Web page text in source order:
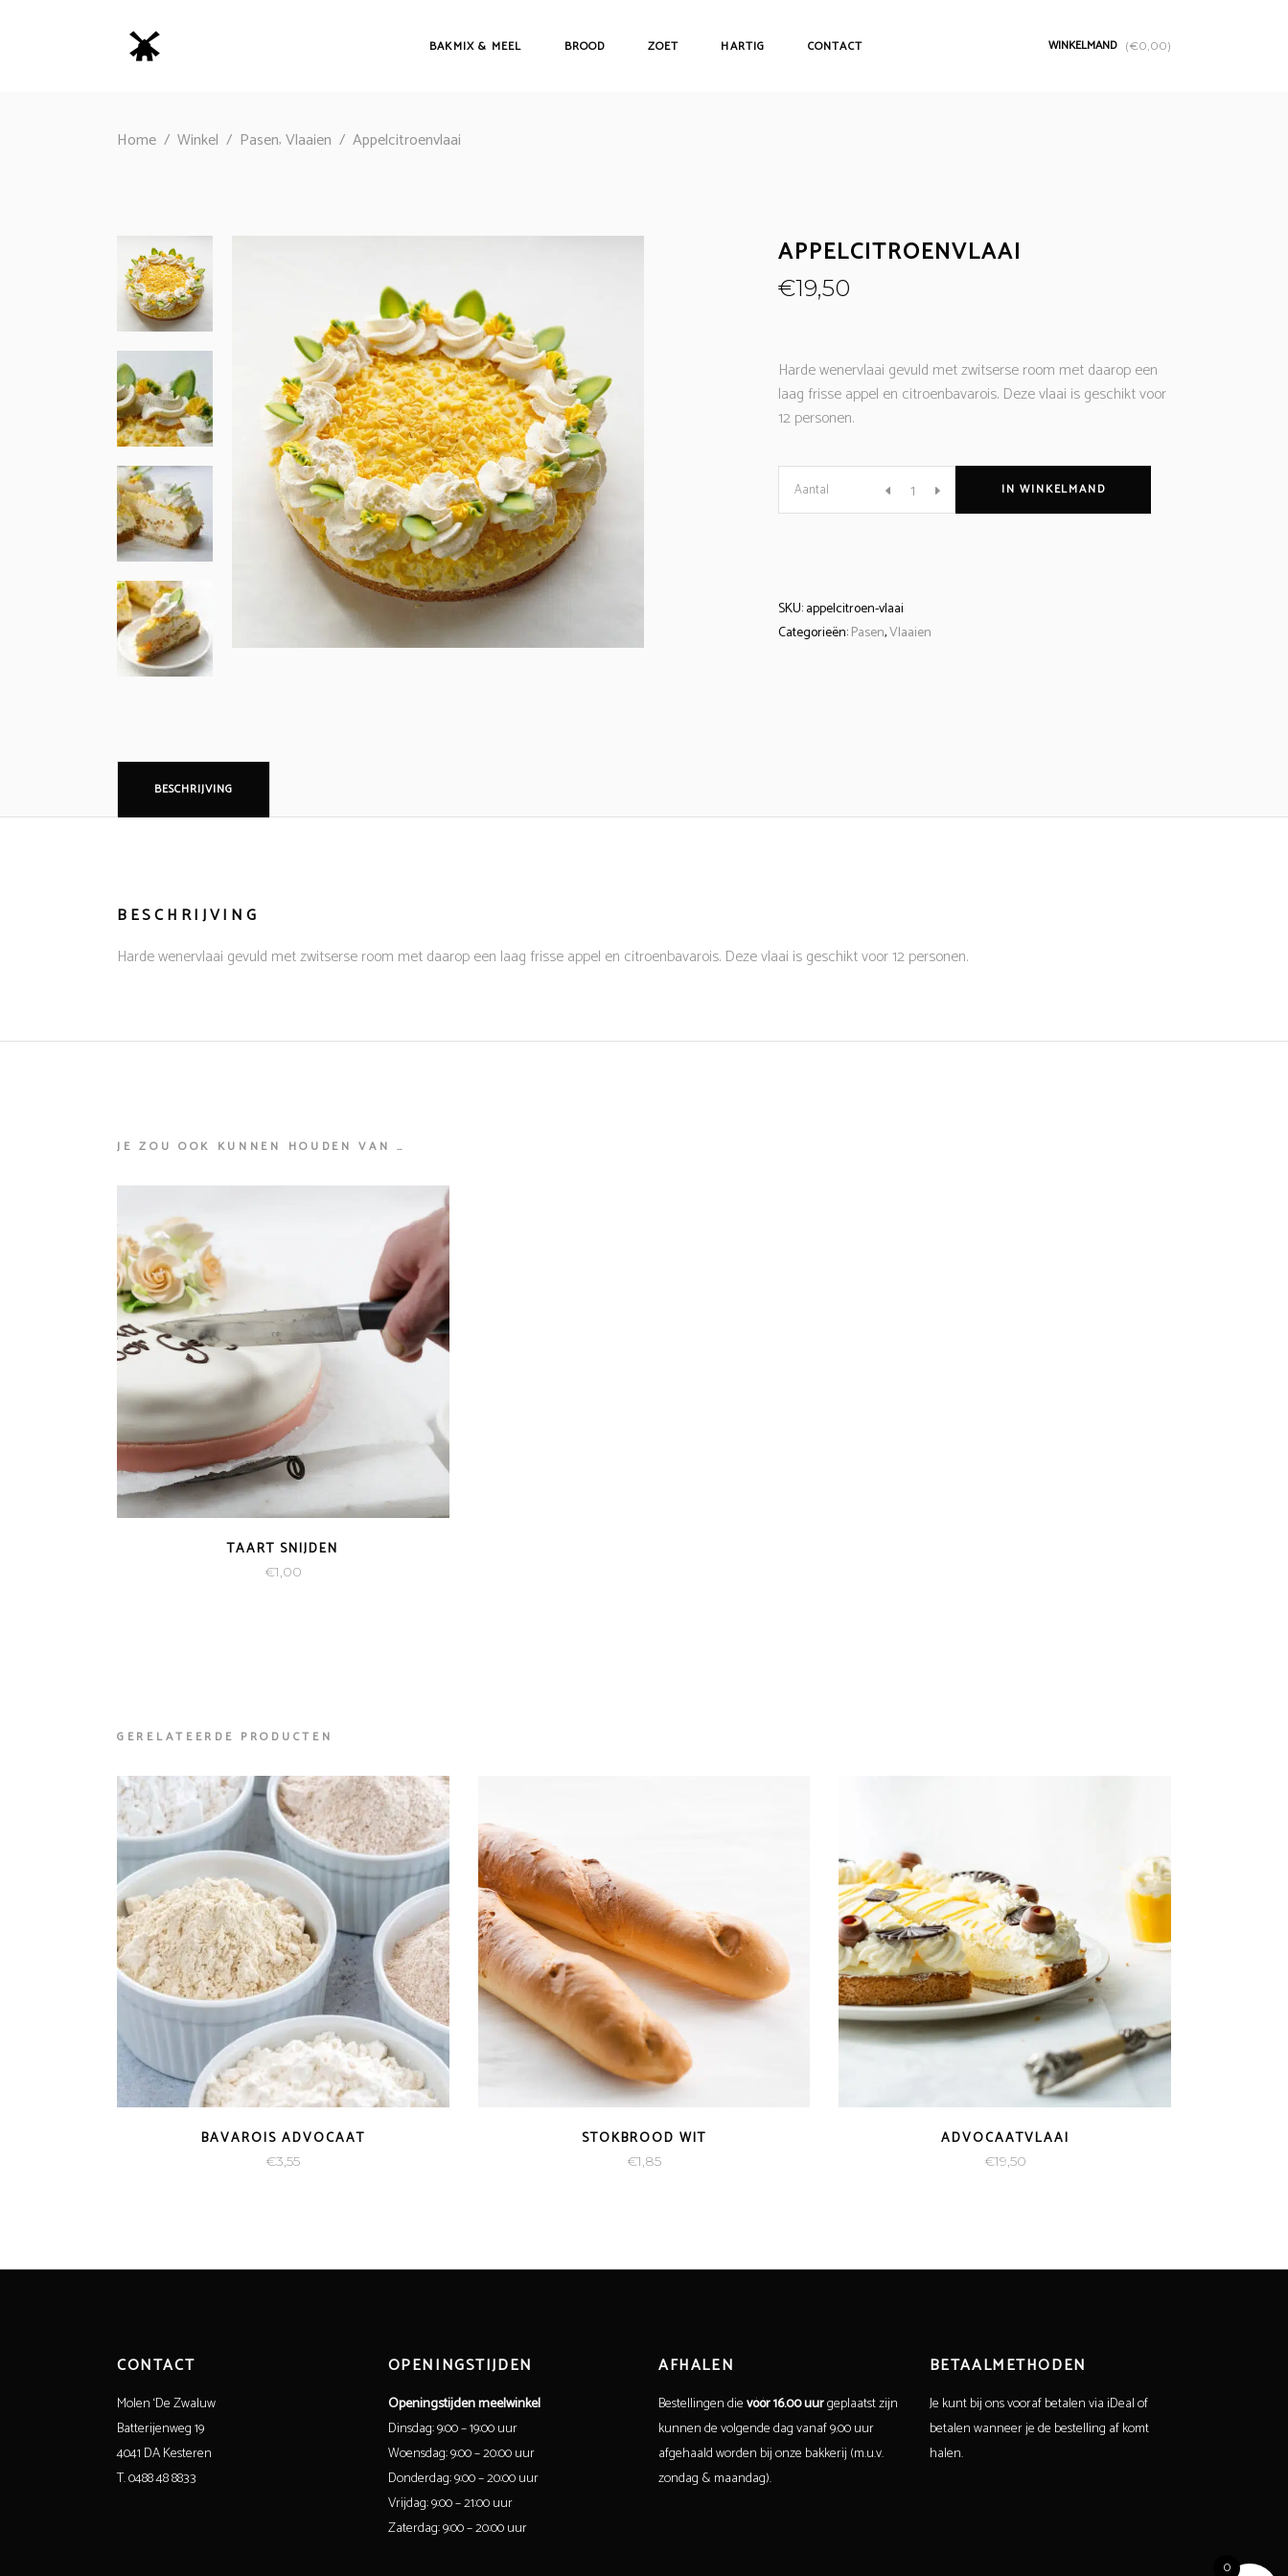
BAKMIX & MEEL BROOD ZOET HARTIG CONTACT WINKELMAND (€0,00)
Home / Winkel / Pasen,Vlaaien / Appelcitroenvlaai
APPELCITROENVLAAI
€19,50
Harde wenervlaai gevuld met zwitserse room met daarop een
laag frisse appel en citroenbavarois. Deze vlaai is geschikt voor
12 personen.
Appelcitroenvlaai
Aantal IN WINKELMAND
SKU:appelcitroen-vlaai
Categorieën:Pasen,Vlaaien
BESCHRIJVING
BESCHRIJVING
Harde wenervlaai gevuld met zwitserse room met daarop een laag frisse appel en citroenbavarois. Deze vlaai is geschikt voor 12 personen.
JE ZOU OOK KUNNEN HOUDEN VAN …
TAART SNIJDEN
€1,00
GERELATEERDE PRODUCTEN
BAVAROIS ADVOCAAT
€3,55
STOKBROOD WIT
€1,85
ADVOCAATVLAAI
€19,50
CONTACT
Molen ‘De Zwaluw
Batterijenweg 19
4041 DA Kesteren
T. 0488 48 8833
OPENINGSTIJDEN
Openingstijden meelwinkel
Dinsdag: 9:00 – 19:00 uur
Woensdag: 9:00 – 20:00 uur
Donderdag: 9:00 – 20:00 uur
Vrijdag: 9:00 – 21:00 uur
Zaterdag: 9:00 – 20:00 uur
AFHALEN
Bestellingen dievóór 16.00 uurgeplaatst zijn
kunnen de volgende dag vanaf 9.00 uur
afgehaald worden bij onze bakkerij (m.u.v.
zondag & maandag).
BETAALMETHODEN
Je kunt bij ons vooraf betalen via iDeal of
betalen wanneer je de bestelling af komt
halen.
0